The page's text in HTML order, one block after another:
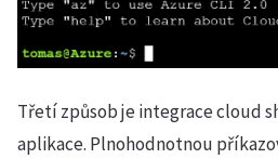
Třetí způsob je integrace cloud
aplikace. Plnohodnotnou